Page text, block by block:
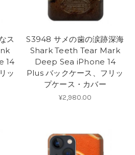
ス
14
ッ
S3948 サメの歯の涙跡深海
Shark Teeth Tear Mark
Deep Sea iPhone 14
Plus バックケース、フリッ
プケース・カバー
¥2,980.00